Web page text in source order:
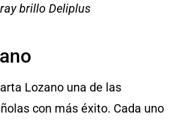
brillo Deliplus
Lozano una de las
con más éxito. Cada uno